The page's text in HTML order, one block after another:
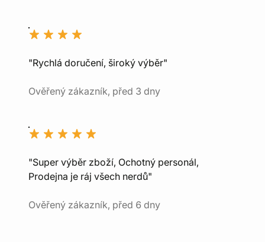
"Rychlá doručení, široký výběr"
Ověřený zákazník, před 3 dny
"Super výběr zboží, Ochotný personál,
Prodejna je ráj všech nerdů"
Ověřený zákazník, před 6 dny